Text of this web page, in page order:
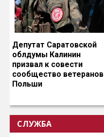
Депутат Саратовской
облдумы Калинин
призвал к совести
сообщество ветеранов
Польши
СЛУЖБА